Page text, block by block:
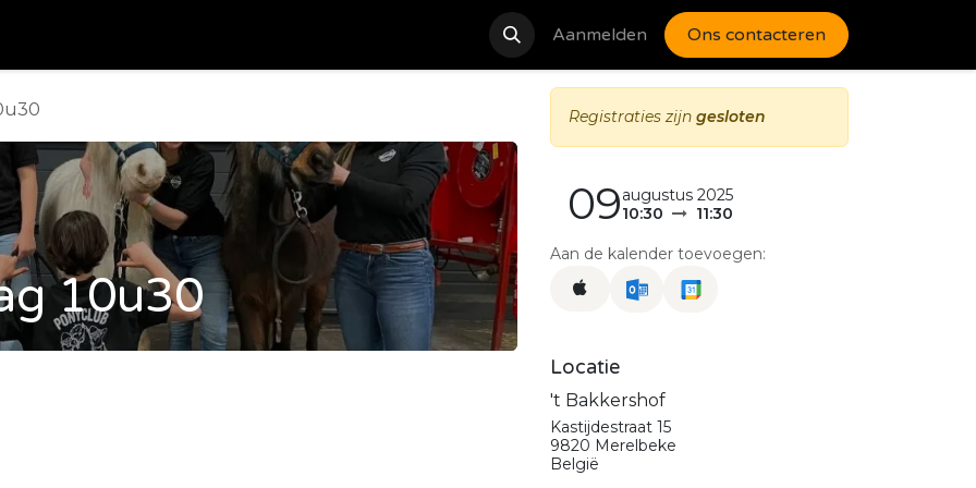
Vacatures Contact
Aanmelden Ons contacteren
10u30
Registraties zijn gesloten
09augustus 2025
10:30
11:30
Aan de kalender toevoegen:
Locatie
't Bakkershof
Kastijdestraat 15
9820 Merelbeke
België